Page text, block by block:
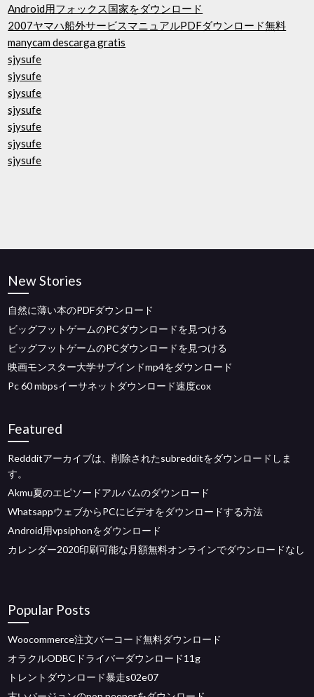
Android用フォックス国家をダウンロード
2007ヤマハ船外サービスマニュアルPDFダウンロード無料
manycam descarga gratis
sjysufe
sjysufe
sjysufe
sjysufe
sjysufe
sjysufe
sjysufe
New Stories
自然に薄い本のPDFダウンロード
ビッグフットゲームのPCダウンロードを見つける
ビッグフットゲームのPCダウンロードを見つける
映画モンスター大学サブインドmp4をダウンロード
Pc 60 mbpsイーサネットダウンロード速度cox
Featured
Reddditアーカイブは、削除されたsubredditをダウンロードしま
す。
Akmu夏のエピソードアルバムのダウンロード
WhatsappウェブからPCにビデオをダウンロードする方法
Android用vpsiphonをダウンロード
カレンダー2020印刷可能な月額無料オンラインでダウンロードなし
Popular Posts
Woocommerce注文バーコード無料ダウンロード
オラクルODBCドライバーダウンロード11g
トレントダウンロード暴走s02e07